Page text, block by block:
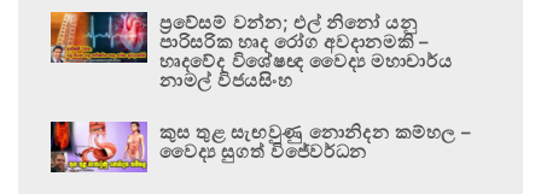
ප්‍රවේසම් වන්න; එල් නිනෝ යනු
පාරිසරික හෘද රෝග අවදානමකි –
හෘදවේද විශේෂඥ වෛද්‍ය මහාචාර්ය
නාමල් විජයසිංහ
කුස තුළ සැඟවුණු නොනිදන කම්හල –
වෛද්‍ය සුගත් විජේවර්ධන